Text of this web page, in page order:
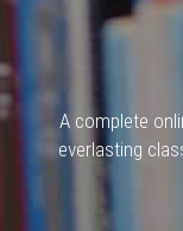
A complete
everlasting